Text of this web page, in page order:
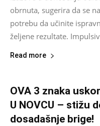
obrnuta, sugerira da se
potrebu da učinite
željene rezultate.
Read more
OVA 3 znaka
U NOVCU – stižu
dosadašnje brige!